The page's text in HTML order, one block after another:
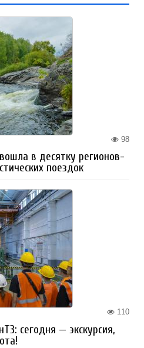
98
в десятку регионов-
поездок
110
сегодня — экскурсия,